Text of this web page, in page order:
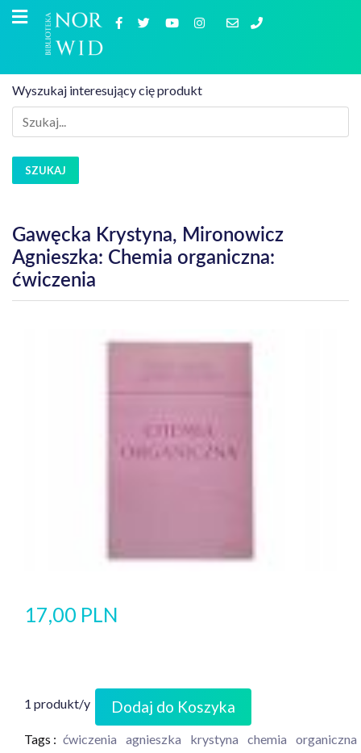
Wyszukaj interesujący cię produkt
SZUKAJ
Gawęcka Krystyna, Mironowicz
Agnieszka: Chemia organiczna:
ćwiczenia
17,00 PLN
1 produkt/y Dodaj do Koszyka
Tags : ćwiczenia agnieszka krystyna chemia organiczna